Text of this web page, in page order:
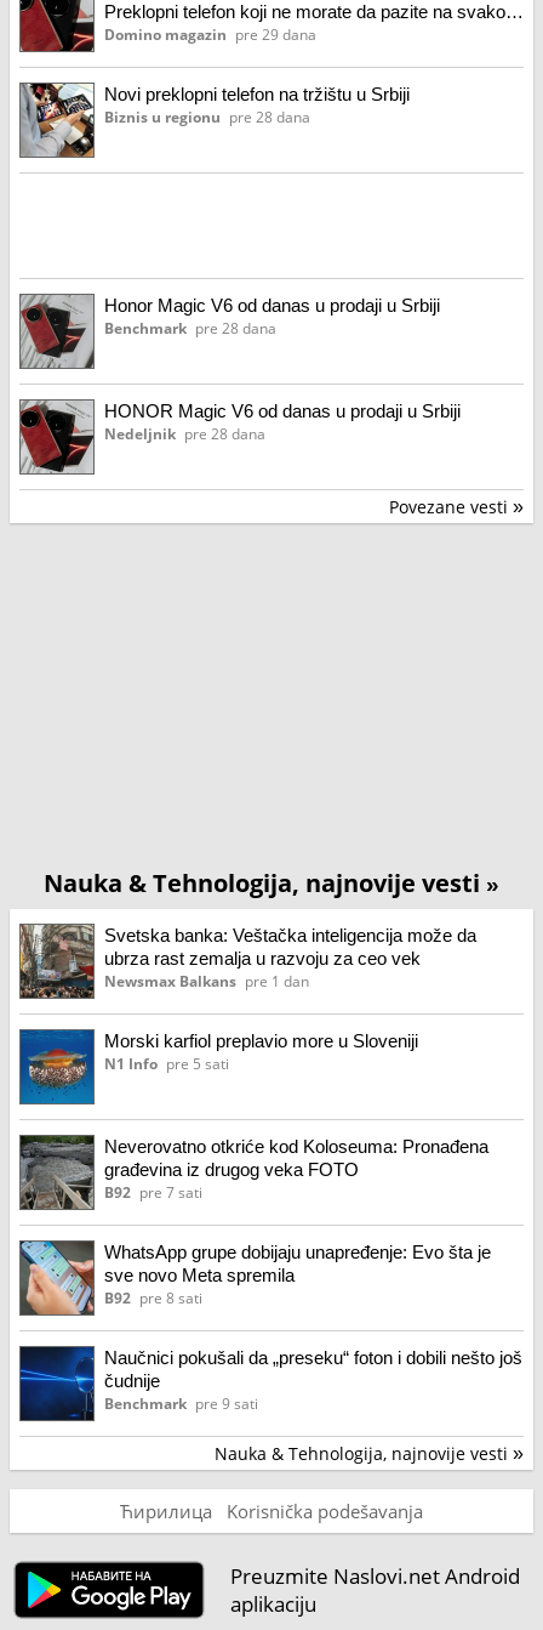
Preklopni telefon koji ne morate da pazite na svakom
koraku Sport, stil i motivacija na vašem zglobu uz
Test: Honor
Domino magazin pre 29 dana
Novi preklopni telefon na tržištu u Srbiji
Biznis u regionu pre 28 dana
Honor Magic V6 od danas u prodaji u Srbiji
Benchmark pre 28 dana
HONOR Magic V6 od danas u prodaji u Srbiji
Nedeljnik pre 28 dana
Povezane vesti »
Nauka & Tehnologija, najnovije vesti »
Svetska banka: Veštačka inteligencija može da
ubrza rast zemalja u razvoju za ceo vek
Newsmax Balkans pre 1 dan
Morski karfiol preplavio more u Sloveniji
N1 Info pre 5 sati
Neverovatno otkriće kod Koloseuma: Pronađena
građevina iz drugog veka FOTO
B92 pre 7 sati
WhatsApp grupe dobijaju unapređenje: Evo šta je
sve novo Meta spremila
B92 pre 8 sati
Naučnici pokušali da „preseku“ foton i dobili nešto još
čudnije
Benchmark pre 9 sati
Nauka & Tehnologija, najnovije vesti »
Ћирилица Korisnička podešavanja
Preuzmite Naslovi.net Android
aplikaciju